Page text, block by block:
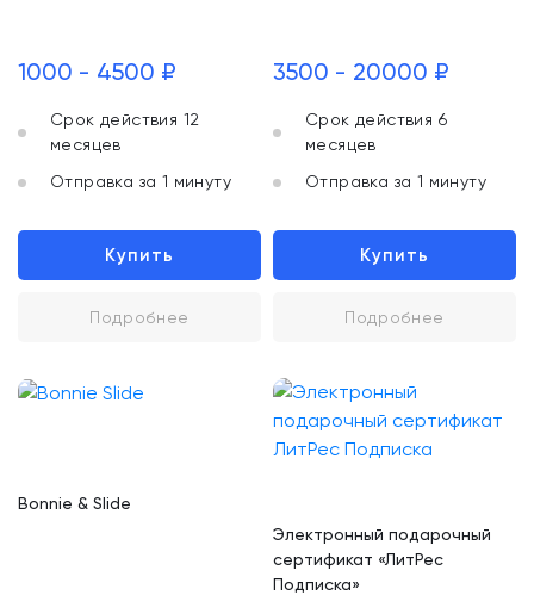
1000 - 4500 ₽
Срок действия 12
месяцев
Отправка за 1 минуту
Купить
Подробнее
3500 - 20000 ₽
Срок действия 6
месяцев
Отправка за 1 минуту
Купить
Подробнее
Bonnie & Slide
Электронный подарочный
сертификат «ЛитРес
Подписка»